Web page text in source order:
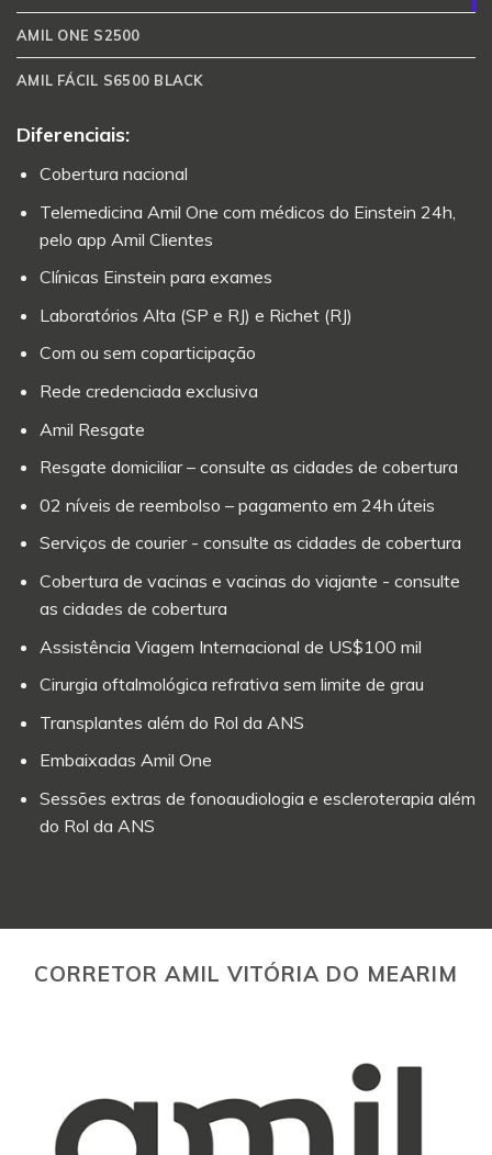
AMIL ONE S2500
AMIL FÁCIL S6500 BLACK
Diferenciais:
Cobertura nacional
Telemedicina Amil One com médicos do Einstein 24h,
pelo app Amil Clientes
Clínicas Einstein para exames
Laboratórios Alta (SP e RJ) e Richet (RJ)
Com ou sem coparticipação
Rede credenciada exclusiva
Amil Resgate
Resgate domiciliar – consulte as cidades de cobertura
02 níveis de reembolso – pagamento em 24h úteis
Serviços de courier - consulte as cidades de cobertura
Cobertura de vacinas e vacinas do viajante - consulte
as cidades de cobertura
Assistência Viagem Internacional de US$100 mil
Cirurgia oftalmológica refrativa sem limite de grau
Transplantes além do Rol da ANS
Embaixadas Amil One
Sessões extras de fonoaudiologia e escleroterapia além
do Rol da ANS
CORRETOR AMIL VITÓRIA DO MEARIM